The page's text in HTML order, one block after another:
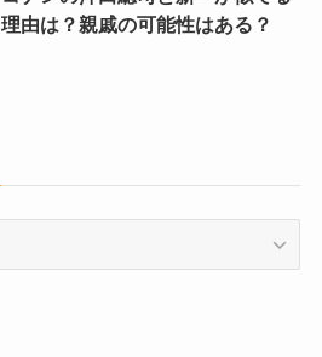
理由は？親戚の可能性はある？